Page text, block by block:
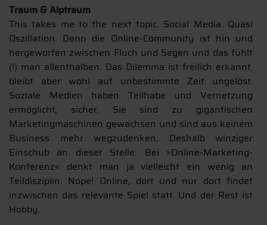
Traum & Alptraum
This takes me to the next topic. Social Media. Quasi
Oszillation. Denn die Online-Community ist hin und
hergeworfen zwischen Fluch und Segen und das fühlt
(!) man allenthalben. Das Dilemma ist freilich erkannt,
bleibt aber wohl auf unbestimmte Zeit ungelöst.
Soziale Medien haben Teilhabe und Vernetzung
ermöglicht, sicher. Sie sind zu gigantischen
Marketingmaschinen gewachsen und sind aus keinem
Business mehr wegzudenken. Deshalb winziger
Einschub an dieser Stelle: Bei »Online-Marketing-
Konferenz« denkt man ja vielleicht ein wenig an
Teildisziplin. Nope! Online, dort und nur dort findet
inzwischen das relevante Spiel statt. Und der Rest ist
Hobby.